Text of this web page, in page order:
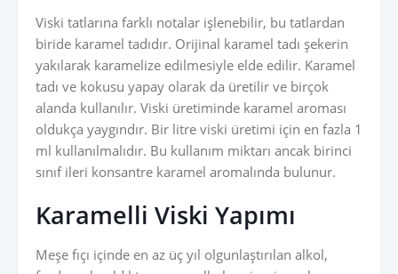
Viski tatlarına farklı notalar işlenebilir, bu tatlardan
biride karamel tadıdır. Orijinal karamel tadı şekerin
yakılarak karamelize edilmesiyle elde edilir. Karamel
tadı ve kokusu yapay olarak da üretilir ve birçok
alanda kullanılır. Viski üretiminde karamel aroması
oldukça yaygındır. Bir litre viski üretimi için en fazla 1
ml kullanılmalıdır. Bu kullanım miktarı ancak birinci
sınıf ileri konsantre karamel aromalında bulunur.
Karamelli Viski Yapımı
Meşe fıçı içinde en az üç yıl olgunlaştırılan alkol,